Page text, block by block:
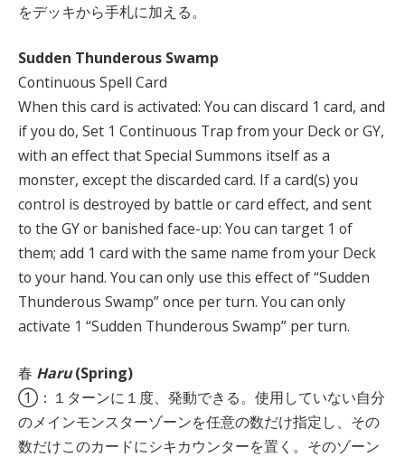
をデッキから手札に加える。
Sudden Thunderous Swamp
Continuous Spell Card
When this card is activated: You can discard 1 card, and
if you do, Set 1 Continuous Trap from your Deck or GY,
with an effect that Special Summons itself as a
monster, except the discarded card. If a card(s) you
control is destroyed by battle or card effect, and sent
to the GY or banished face-up: You can target 1 of
them; add 1 card with the same name from your Deck
to your hand. You can only use this effect of “Sudden
Thunderous Swamp” once per turn. You can only
activate 1 “Sudden Thunderous Swamp” per turn.
春 Haru(Spring)
①：１ターンに１度、発動できる。使用していない自分
のメインモンスターゾーンを任意の数だけ指定し、その
数だけこのカードにシキカウンターを置く。そのゾーン